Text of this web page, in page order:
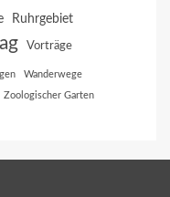
Ruhrgebiet
Vorträge
Wanderwege
Zoologischer Garten